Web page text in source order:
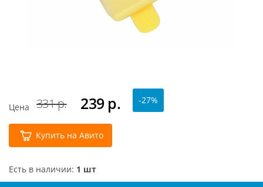
Цена 331 р. 239 р. -27%
Купить на Авито
Есть в наличии: 1 шт